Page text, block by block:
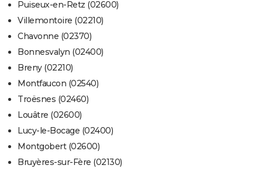
Puiseux-en-Retz (02600)
Villemontoire (02210)
Chavonne (02370)
Bonnesvalyn (02400)
Breny (02210)
Montfaucon (02540)
Troësnes (02460)
Louâtre (02600)
Lucy-le-Bocage (02400)
Montgobert (02600)
Bruyères-sur-Fère (02130)